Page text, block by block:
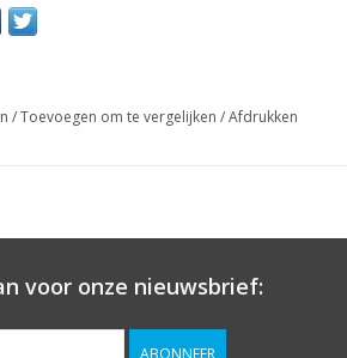
/Toevoegen om te vergelijken /Afdrukken
voor onze nieuwsbrief: